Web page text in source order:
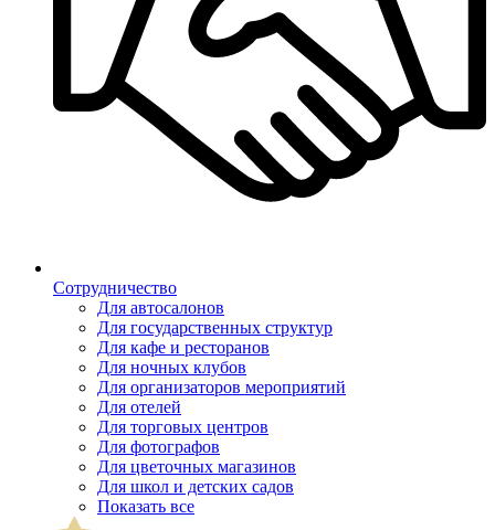
Сотрудничество
Для автосалонов
Для государственных структур
Для кафе и ресторанов
Для ночных клубов
Для организаторов мероприятий
Для отелей
Для торговых центров
Для фотографов
Для цветочных магазинов
Для школ и детских садов
Показать все